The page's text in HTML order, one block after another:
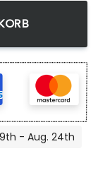
Teppich,
- Aug. 24th